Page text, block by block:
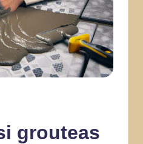
grouteas